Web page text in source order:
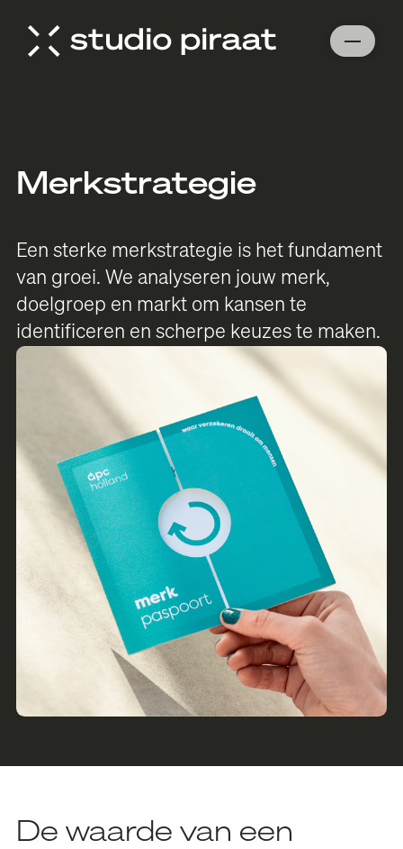
Merkstrategie
Een sterke merkstrategie is het fundament
van groei. We analyseren jouw merk,
doelgroep en markt om kansen te
identificeren en scherpe keuzes te maken.
De waarde van een